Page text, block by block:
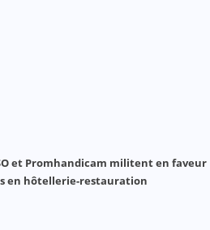
et Promhandicam militent en faveur
en hôtellerie-restauration